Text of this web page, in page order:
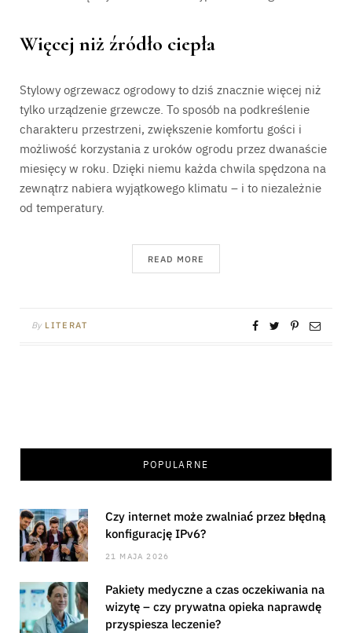
Więcej niż źródło ciepła
Stylowy ogrzewacz ogrodowy to dziś znacznie więcej niż
tylko urządzenie grzewcze. To sposób na podkreślenie
charakteru przestrzeni, zwiększenie komfortu gości i
możliwość korzystania z uroków ogrodu przez dwanaście
miesięcy w roku. Dzięki niemu każda chwila spędzona na
zewnątrz nabiera wyjątkowego klimatu – i to niezależnie
od temperatury.
READ MORE
By LITERAT
POPULARNE
Czy internet może zwalniać przez błędną
konfigurację IPv6?
21 MAJA 2026
Pakiety medyczne a czas oczekiwania na
wizytę – czy prywatna opieka naprawdę
przyspiesza leczenie?